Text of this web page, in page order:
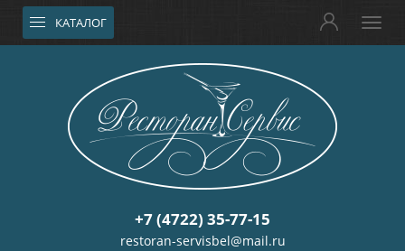
КАТАЛОГ
+7 (4722) 35-77-15
restoran-servisbel@mail.ru